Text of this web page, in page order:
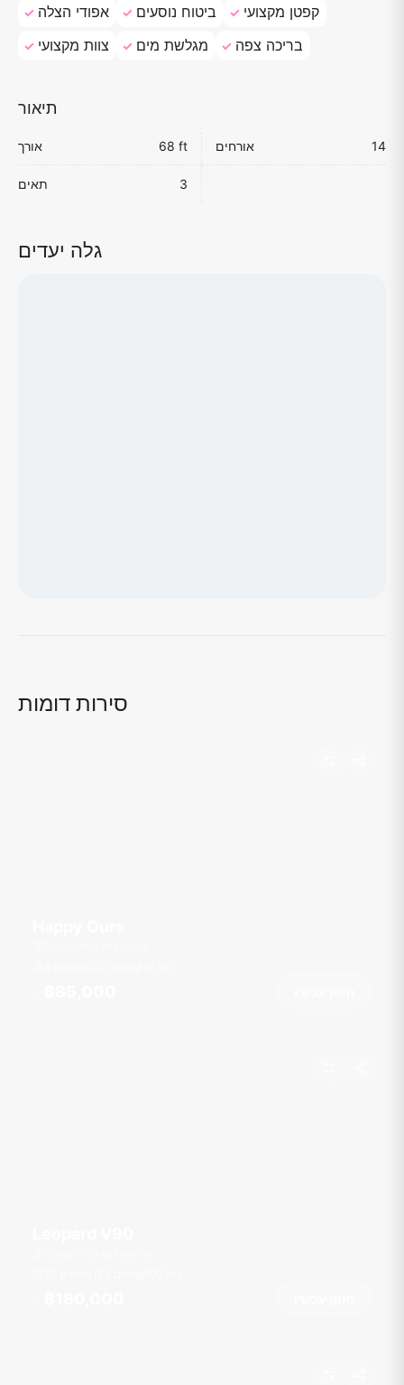
אפודי הצלה
ביטוח נוסעים
קפטן מקצועי
צוות מקצועי
מגלשת מים בריכה צפה
תיאור
אורך 68 ft אורחים 14
תאים 3
גלה יעדים
סירות דומות